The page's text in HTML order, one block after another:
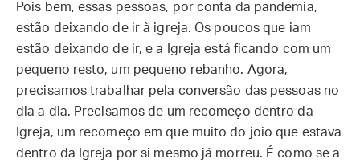
Pois bem, essas pessoas, por conta da pandemia,
estão deixando de ir à igreja. Os poucos que iam
estão deixando de ir, e a Igreja está ficando com um
pequeno resto, um pequeno rebanho. Agora,
precisamos trabalhar pela conversão das pessoas no
dia a dia. Precisamos de um recomeço dentro da
Igreja, um recomeço em que muito do joio que estava
dentro da Igreja por si mesmo já morreu. É como se a